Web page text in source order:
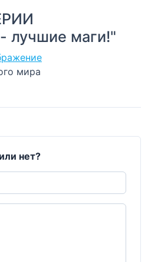
лучшие маги!"
мира
нет?